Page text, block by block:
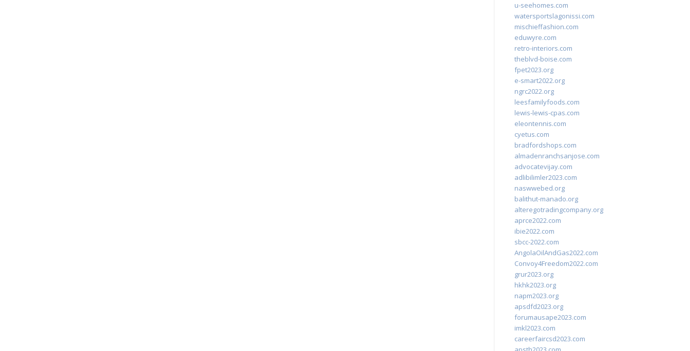
u-seehomes.com
watersportslagonissi.com
mischieffashion.com
eduwyre.com
retro-interiors.com
theblvd-boise.com
fpet2023.org
e-smart2022.org
ngrc2022.org
leesfamilyfoods.com
lewis-lewis-cpas.com
eleontennis.com
cyetus.com
bradfordshops.com
almadenranchsanjose.com
advocatevijay.com
adlibilimler2023.com
naswwebed.org
balithut-manado.org
alteregotradingcompany.org
aprce2022.com
ibie2022.com
sbcc-2022.com
AngolaOilAndGas2022.com
Convoy4Freedom2022.com
grur2023.org
hkhk2023.org
napm2023.org
apsdfd2023.org
forumausape2023.com
imkl2023.com
careerfaircsd2023.com